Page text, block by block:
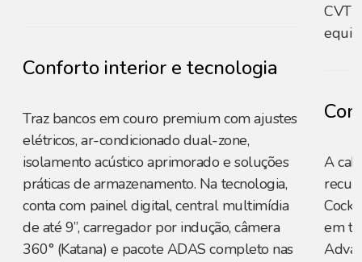
Conforto interior e tecnologia
Traz bancos em couro premium com ajustes
elétricos, ar-condicionado dual-zone,
isolamento acústico aprimorado e soluções
práticas de armazenamento. Na tecnologia,
conta com painel digital, central multimídia
de até 9”, carregador por indução, câmera
360° (Katana) e pacote ADAS completo nas
CVT
A
em